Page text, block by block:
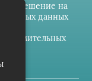
разрешение на
данных